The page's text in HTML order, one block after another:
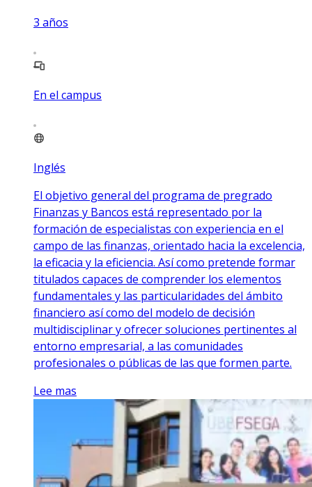
3 años
En el campus
Inglés
El objetivo general del programa de pregrado
Finanzas y Bancos está representado por la
formación de especialistas con experiencia en el
campo de las finanzas, orientado hacia la excelencia,
la eficacia y la eficiencia. Así como pretende formar
titulados capaces de comprender los elementos
fundamentales y las particularidades del ámbito
financiero así como del modelo de decisión
multidisciplinar y ofrecer soluciones pertinentes al
entorno empresarial, a las comunidades
profesionales o públicas de las que formen parte.
Lee mas